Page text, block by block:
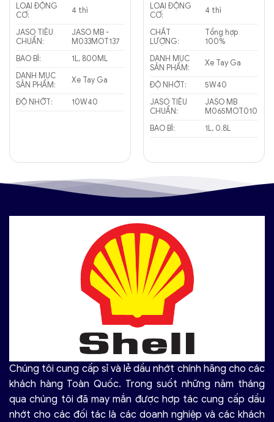
LOẠI ĐỘNG
CƠ:
4 thì
JASO TIÊU
CHUẨN:
JASO MB -
M033MOT137
BAO BÌ:
1L, 800ML
DANH MỤC
SẢN PHẨM:
Xe Tay Ga
ĐỘ NHỚT: 10W40
LOẠI ĐỘNG
CƠ:
4 thì
CHẤT
LƯỢNG:
Tổng hợp
100%
DANH MỤC
SẢN PHẨM:
Xe Tay Ga
ĐỘ NHỚT:
5W40
JASO TIÊU
CHUẨN:
JASO MB
M065MOT010
BAO BÌ:
1L, 0.8L
Chúng tôi cung cấp sỉ và lẻ dầu nhớt chính hãng cho các
khách hàng Toàn Quốc. Trong suốt những năm tháng
qua chúng tôi đã may mắn được hơp tác cung cấp dầu
nhớt cho các đối tác là các doanh nghiệp và các khách